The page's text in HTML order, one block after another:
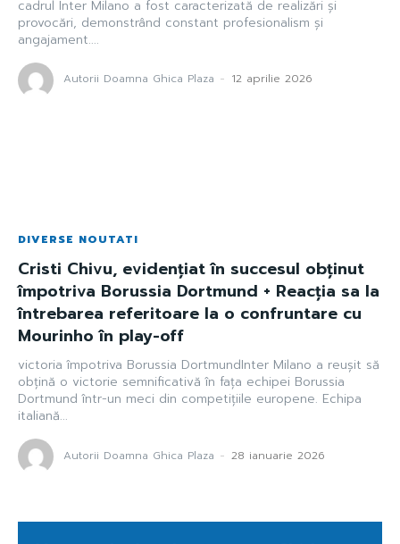
cadrul Inter Milano a fost caracterizată de realizări și
provocări, demonstrând constant profesionalism și
angajament....
Autorii Doamna Ghica Plaza - 12 aprilie 2026
DIVERSE NOUTATI
Cristi Chivu, evidențiat în succesul obținut
împotriva Borussia Dortmund + Reacția sa la
întrebarea referitoare la o confruntare cu
Mourinho în play-off
victoria împotriva Borussia DortmundInter Milano a reușit să
obțină o victorie semnificativă în fața echipei Borussia
Dortmund într-un meci din competițiile europene. Echipa
italiană...
Autorii Doamna Ghica Plaza - 28 ianuarie 2026